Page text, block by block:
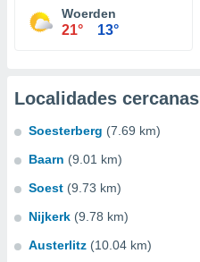
Woerden
21° 13°
Localidades cercanas
Soesterberg (7.69 km)
Baarn (9.01 km)
Soest (9.73 km)
Nijkerk (9.78 km)
Austerlitz (10.04 km)